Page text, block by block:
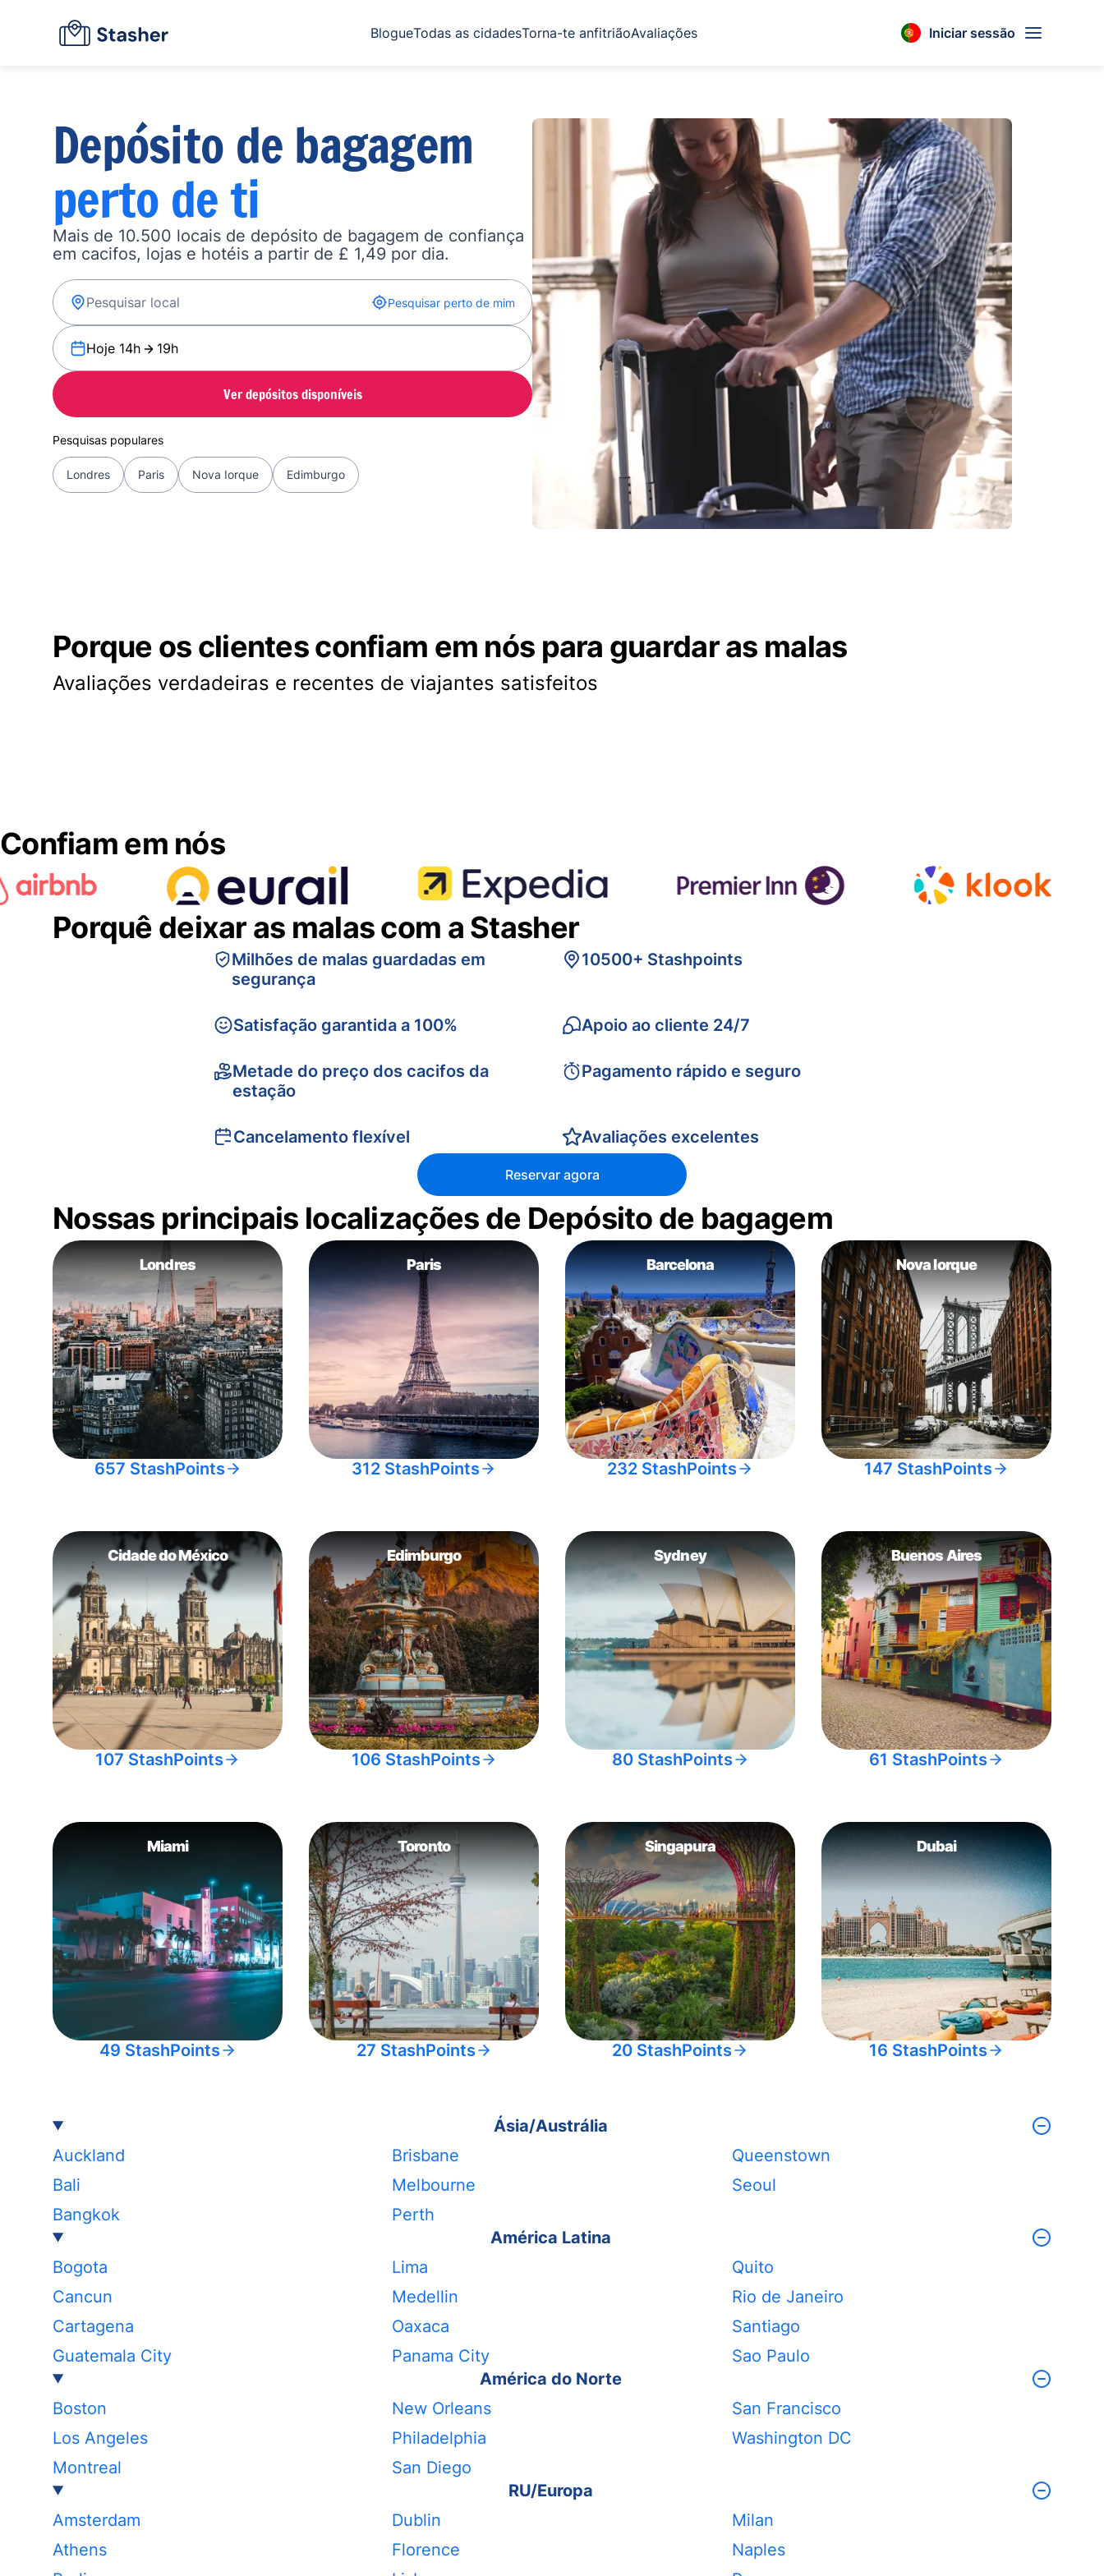
BlogueTodas as cidadesTorna-te anfitriãoAvaliações Iniciar sessão
Depósito de bagagem
perto de ti
Mais de 10.500 locais de depósito de bagagem de confiança
em cacifos, lojas e hotéis a partir de £ 1,49 por dia.
Pesquisar perto de mim
Hoje 14h 19h
Ver depósitos disponíveis
Pesquisas populares
Londres Paris Nova Iorque Edimburgo
Porque os clientes confiam em nós para guardar as malas
Avaliações verdadeiras e recentes de viajantes satisfeitos
Confiam em nós
Porquê deixar as malas com a Stasher
Milhões de malas guardadas em
segurança
Satisfação garantida a 100%
Metade do preço dos cacifos da
estação
Cancelamento flexível
10500+ Stashpoints
Apoio ao cliente 24/7
Pagamento rápido e seguro
Avaliações excelentes
Reservar agora
Nossas principais localizações de Depósito de bagagem
Londres
657 StashPoints
Paris
312 StashPoints
Barcelona
232 StashPoints
Nova Iorque
147 StashPoints
Cidade do México
107 StashPoints
Edimburgo
106 StashPoints
Sydney
80 StashPoints
Buenos Aires
61 StashPoints
Miami
49 StashPoints
Toronto
27 StashPoints
Singapura
20 StashPoints
Dubai
16 StashPoints
Ásia/Austrália
Auckland
Bali
Bangkok
Brisbane
Melbourne
Perth
Queenstown
Seoul
América Latina
Bogota
Cancun
Cartagena
Guatemala City
Lima
Medellin
Oaxaca
Panama City
Quito
Rio de Janeiro
Santiago
Sao Paulo
América do Norte
Boston
Los Angeles
Montreal
New Orleans
Philadelphia
San Diego
San Francisco
Washington DC
RU/Europa
Amsterdam
Athens
Dublin
Florence
Milan
Naples